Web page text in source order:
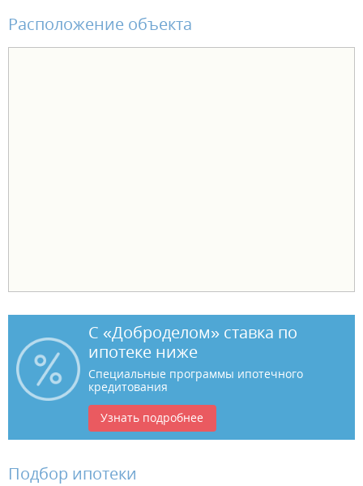
Расположение объекта
С «Доброделом» ставка по
ипотеке ниже
Специальные программы ипотечного
кредитования
Узнать подробнее
Подбор ипотеки